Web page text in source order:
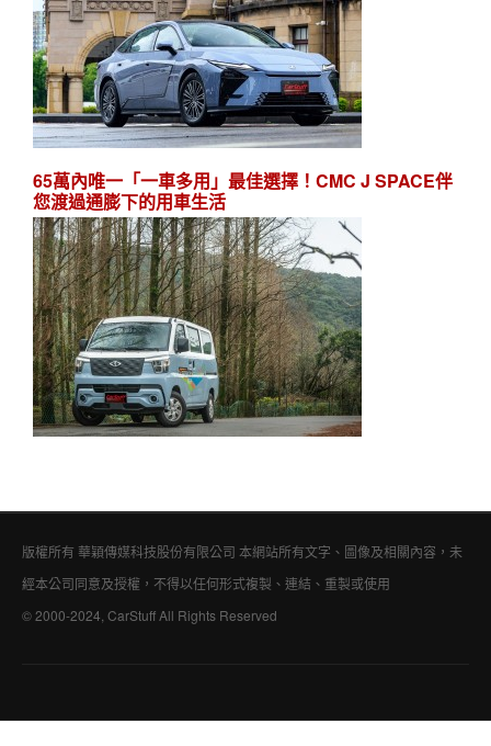
65萬內唯一「一車多用」最佳選擇！CMC J SPACE伴
您渡過通膨下的用車生活
版權所有 華穎傳媒科技股份有限公司 本網站所有文字、圖像及相關內容，未
經本公司同意及授權，不得以任何形式複製、連結、重製或使用
© 2000-2024, CarStuff All Rights Reserved